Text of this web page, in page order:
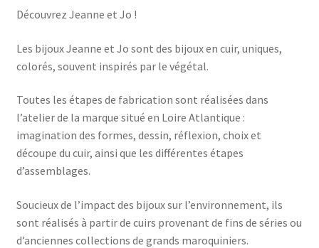
Découvrez Jeanne et Jo !
Les bijoux Jeanne et Jo sont des bijoux en cuir, uniques,
colorés, souvent inspirés par le végétal.
Toutes les étapes de fabrication sont réalisées dans
l’atelier de la marque situé en Loire Atlantique :
imagination des formes, dessin, réflexion, choix et
découpe du cuir, ainsi que les différentes étapes
d’assemblages.
Soucieux de l’impact des bijoux sur l’environnement, ils
sont réalisés à partir de cuirs provenant de fins de séries ou
d’anciennes collections de grands maroquiniers.